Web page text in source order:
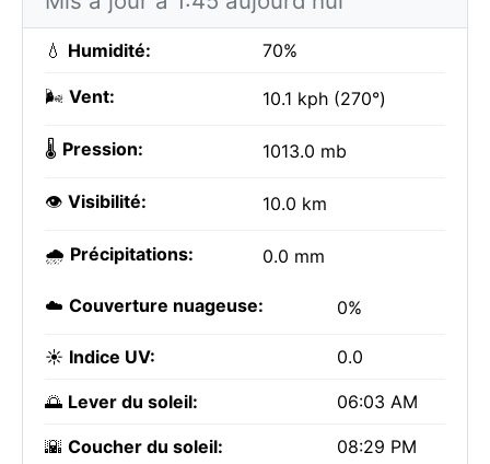
💧 Humidité: 70%
🌬️ Vent: 10.1 kph (270°)
🌡️ Pression: 1013.0 mb
👁️ Visibilité: 10.0 km
🌧️ Précipitations: 0.0 mm
☁️ Couverture nuageuse: 0%
☀️ Indice UV: 0.0
🌅 Lever du soleil: 06:03 AM
🌇 Coucher du soleil: 08:29 PM